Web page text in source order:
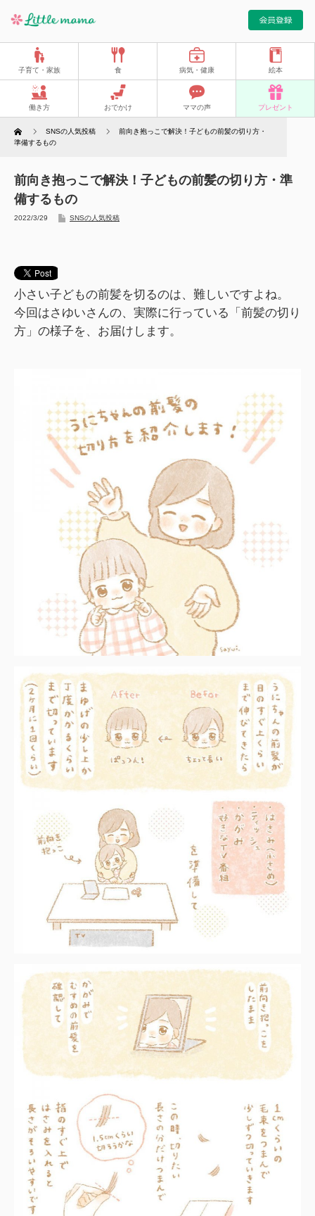
子育て・家族 食 病気・健康 絵本
働き方 おでかけ ママの声 プレゼント
Home SNSの人気投稿
前向き抱っこで解決！子どもの前髪の切り方・
準備するもの
前向き抱っこで解決！子どもの前髪の切り方・準
備するもの
2022/3/29 SNSの人気投稿
小さい子どもの前髪を切るのは、難しいですよね。
今回はさゆいさんの、実際に行っている「前髪の切り
方」の様子を、お届けします。